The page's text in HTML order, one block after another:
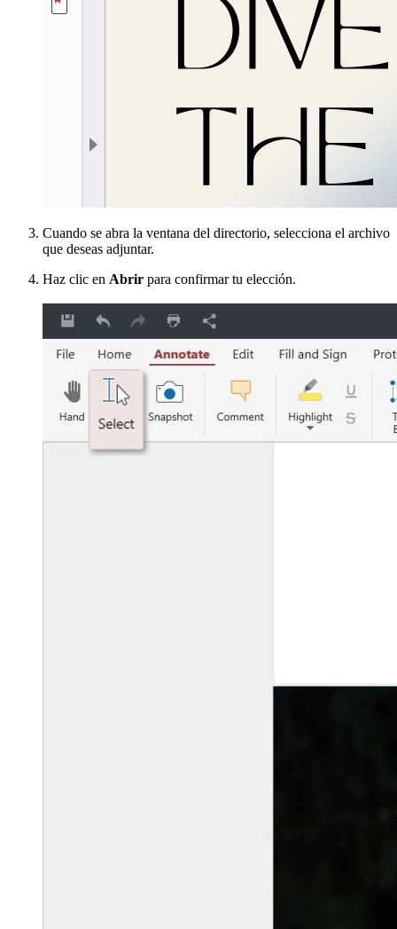
Cuando se abra la ventana del directorio, selecciona el archivo
que deseas adjuntar.
Haz clic en Abrir para confirmar tu elección.